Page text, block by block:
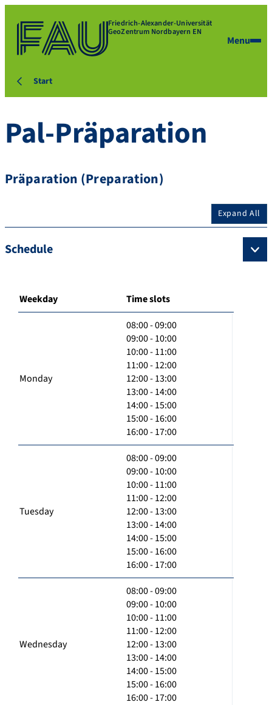
Friedrich-Alexander-Universität
GeoZentrum Nordbayern EN
Menu
Start
Pal-Präparation
Präparation (Preparation)
Expand All
Schedule
Weekday Time slots
Monday
08:00 - 09:00
09:00 - 10:00
10:00 - 11:00
11:00 - 12:00
12:00 - 13:00
13:00 - 14:00
14:00 - 15:00
15:00 - 16:00
16:00 - 17:00
Tuesday
08:00 - 09:00
09:00 - 10:00
10:00 - 11:00
11:00 - 12:00
12:00 - 13:00
13:00 - 14:00
14:00 - 15:00
15:00 - 16:00
16:00 - 17:00
Wednesday
08:00 - 09:00
09:00 - 10:00
10:00 - 11:00
11:00 - 12:00
12:00 - 13:00
13:00 - 14:00
14:00 - 15:00
15:00 - 16:00
16:00 - 17:00